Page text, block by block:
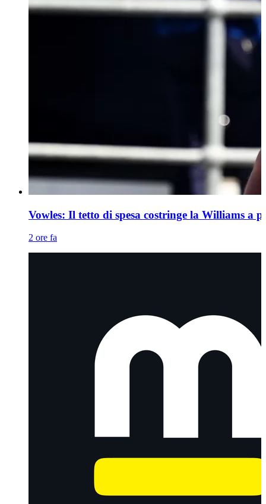
Vowles: Il tetto di spesa costringe la Williams
2 ore fa